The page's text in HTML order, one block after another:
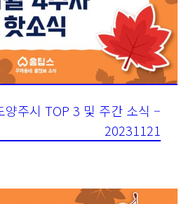
양주시 TOP 3 및 주간 소식 –
20231121